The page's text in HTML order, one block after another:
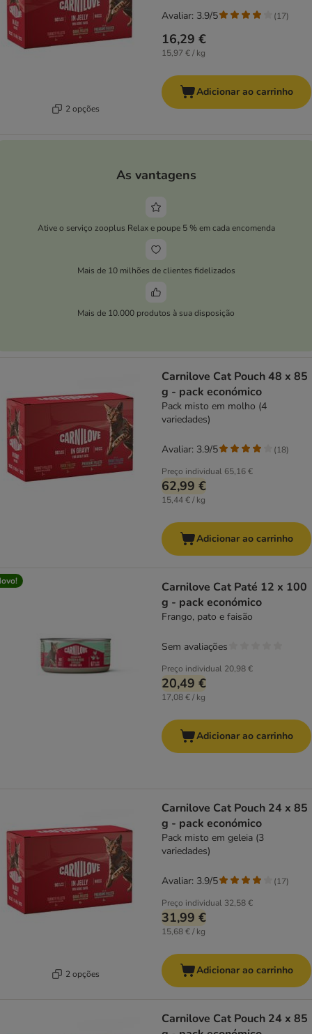
2 opções
16,29 €
15,97 € / kg
Avaliar: 3.9/5 (17)
Adicionar ao carrinho
As vantagens
Ative o serviço zooplus Relax e poupe 5 % em cada encomenda
Mais de 10 milhões de clientes fidelizados
Mais de 10.000 produtos à sua disposição
Carnilove Cat Pouch 48 x 85
g - pack económico
Pack misto em molho (4
variedades)
Preço individual 65,16 €
62,99 €
15,44 € / kg
Avaliar: 3.9/5 (18)
Adicionar ao carrinho
Carnilove Cat Paté 12 x 100
g - pack económico
Frango, pato e faisão
Preço individual 20,98 €
20,49 €
17,08 € / kg
Sem avaliações
Adicionar ao carrinho
2 opções
Carnilove Cat Pouch 24 x 85
g - pack económico
Pack misto em geleia (3
variedades)
Preço individual 32,58 €
31,99 €
15,68 € / kg
Avaliar: 3.9/5 (17)
Adicionar ao carrinho
Carnilove Cat Pouch 24 x 85